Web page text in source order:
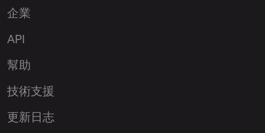
企業
API
幫助
技術支援
更新日志